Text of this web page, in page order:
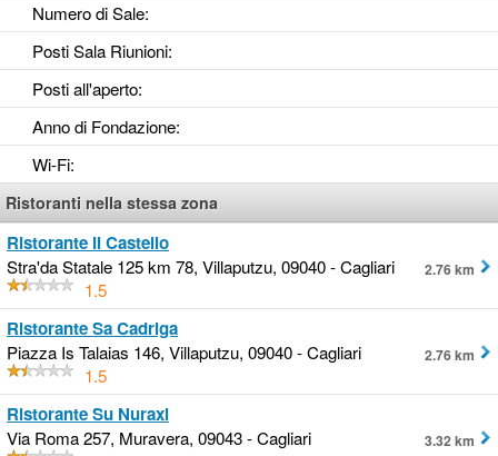
Numero di Sale:
Posti Sala Riunioni:
Posti all'aperto:
Anno di Fondazione:
Wi-Fi:
Ristoranti nella stessa zona
Ristorante Il Castello
Stra'da Statale 125 km 78, Villaputzu, 09040 - Cagliari
1.5
2.76 km
Ristorante Sa Cadriga
Piazza Is Talaias 146, Villaputzu, 09040 - Cagliari
1.5
2.76 km
Ristorante Su Nuraxi
Via Roma 257, Muravera, 09043 - Cagliari
3.32 km